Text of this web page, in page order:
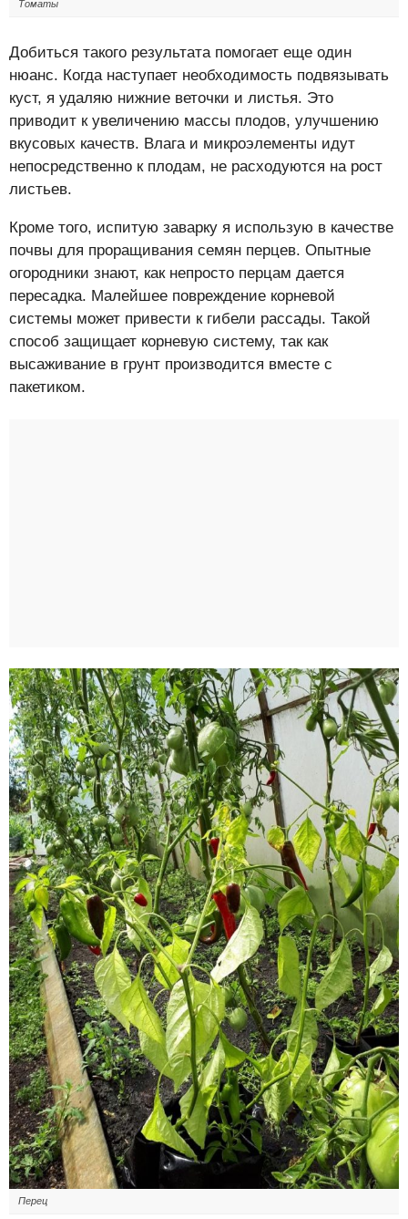
Томаты
Добиться такого результата помогает еще один
нюанс. Когда наступает необходимость подвязывать
куст, я удаляю нижние веточки и листья. Это
приводит к увеличению массы плодов, улучшению
вкусовых качеств. Влага и микроэлементы идут
непосредственно к плодам, не расходуются на рост
листьев.
Кроме того, испитую заварку я использую в качестве
почвы для проращивания семян перцев. Опытные
огородники знают, как непросто перцам дается
пересадка. Малейшее повреждение корневой
системы может привести к гибели рассады. Такой
способ защищает корневую систему, так как
высаживание в грунт производится вместе с
пакетиком.
Перец